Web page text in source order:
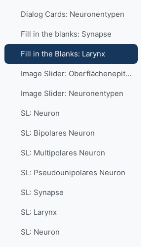
Dialog Cards: Neuronentypen
Fill in the blanks: Synapse
Fill in the Blanks: Larynx
Image Slider: Oberflächenepithelien
Image Slider: Neuronentypen
SL: Neuron
SL: Bipolares Neuron
SL: Multipolares Neuron
SL: Pseudounipolares Neuron
SL: Synapse
SL: Larynx
SL: Neuron